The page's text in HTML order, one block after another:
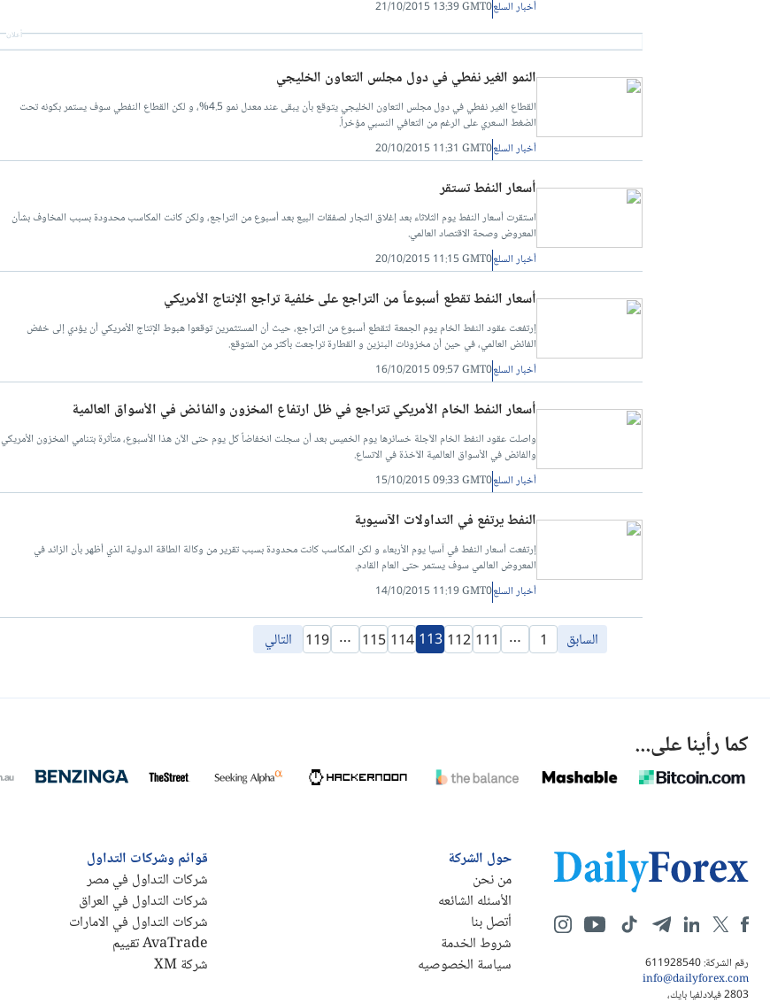
أخبار السلع21/10/2015 13:39 GMT0
أعلان
النمو الغير نفطي في دول مجلس التعاون الخليجي
القطاع الغير نفطي في دول مجلس التعاون الخليجي يتوقع بأن يبقى عند معدل نمو 4.5%، و لكن القطاع النفطي سوف يستمر بكونه تحت
الضغط السعري على الرغم من التعافي النسبي مؤخراً.
أخبار السلع20/10/2015 11:31 GMT0
أسعار النفط تستقر
استقرت أسعار النفط يوم الثلاثاء بعد إغلاق التجار لصفقات البيع بعد أسبوع من التراجع، ولكن كانت المكاسب محدودة بسبب المخاوف بشأن
المعروض وصحة الاقتصاد العالمي.
أخبار السلع20/10/2015 11:15 GMT0
أسعار النفط تقطع أسبوعاً من التراجع على خلفية تراجع الإنتاج الأمريكي
إرتفعت عقود النفط الخام يوم الجمعة لتقطع أسبوع من التراجع، حيث أن المستثمرين توقعوا هبوط الإنتاج الأمريكي أن يؤدي إلى خفض
الفائض العالمي، في حين أن مخزونات البنزين و القطارة تراجعت بأكثر من المتوقع.
أخبار السلع16/10/2015 09:57 GMT0
أسعار النفط الخام الأمريكي تتراجع في ظل ارتفاع المخزون والفائض في الأسواق العالمية
واصلت عقود النفط الخام الآجلة خسائرها يوم الخميس بعد أن سجلت انخفاضاً كل يوم حتى الآن هذا الأسبوع، متأثرة بتنامي المخزون الأمريكي
والفائض في الأسواق العالمية الآخذة في الاتساع.
أخبار السلع15/10/2015 09:33 GMT0
النفط يرتفع في التداولات الآسيوية
إرتفعت أسعار النفط في آسيا يوم الأربعاء و لكن المكاسب كانت محدودة بسبب تقرير من وكالة الطاقة الدولية الذي أظهر بأن الزائد في
المعروض العالمي سوف يستمر حتى العام القادم.
أخبار السلع14/10/2015 11:19 GMT0
السابق 1
…
111
112
113
114
115
…
119 التالي
كما رأينا على...
رقم الشركة: 611928540
info@dailyforex.com
2803 فيلادلفيا بايك،
حول الشركة
من نحن
الأسئله الشائعه
أتصل بنا
شروط الخدمة
سياسة الخصوصيه
قوائم وشركات التداول
شركات التداول في مصر
شركات التداول في العراق
شركات التداول في الامارات
AvaTrade تقييم
شركة XM